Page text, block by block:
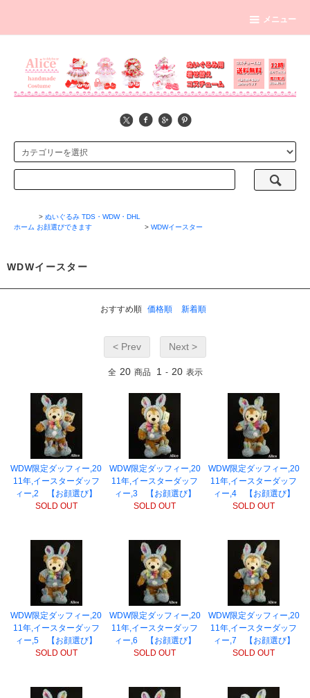
メニュー
ホーム
> ぬいぐるみ TDS・WDW・DHL
お顔選びできます
> WDWイースター
WDWイースター
おすすめ順 価格順 新着順
< Prev Next >
全 20 商品 1 - 20 表示
WDW限定ダッフィー,20
11年,イースターダッフ
ィー,2 【お顔選び】
SOLD OUT
WDW限定ダッフィー,20
11年,イースターダッフ
ィー,3 【お顔選び】
SOLD OUT
WDW限定ダッフィー,20
11年,イースターダッフ
ィー,4 【お顔選び】
SOLD OUT
WDW限定ダッフィー,20
11年,イースターダッフ
ィー,5 【お顔選び】
SOLD OUT
WDW限定ダッフィー,20
11年,イースターダッフ
ィー,6 【お顔選び】
SOLD OUT
WDW限定ダッフィー,20
11年,イースターダッフ
ィー,7 【お顔選び】
SOLD OUT